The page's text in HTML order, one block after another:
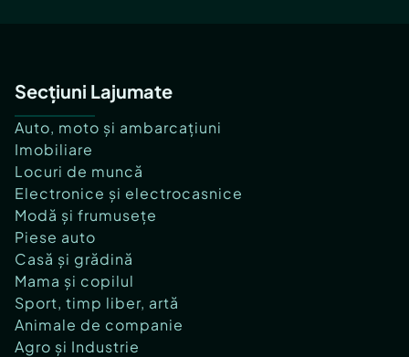
Secțiuni Lajumate
Auto, moto și ambarcațiuni
Imobiliare
Locuri de muncă
Electronice și electrocasnice
Modă și frumusețe
Piese auto
Casă și grădină
Mama și copilul
Sport, timp liber, artă
Animale de companie
Agro și Industrie